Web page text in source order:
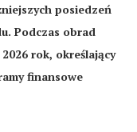
posiedzeń
Podczas obrad
rok, określający
finansowe